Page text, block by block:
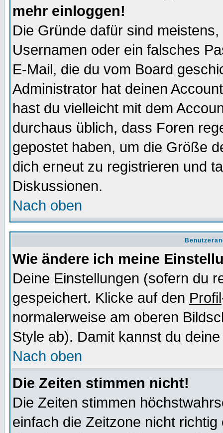
mehr einloggen!
Die Gründe dafür sind
Usernamen oder ein falsches
E-Mail, die du vom Board
Administrator hat deinen
hast du vielleicht mit dem
durchaus üblich, dass Foren
gepostet haben, um die Größe
dich erneut zu registrieren und
Diskussionen.
Nach oben
Wie ändere ich meine
Deine Einstellungen (sofern du
gespeichert. Klicke auf den Profil
normalerweise am oberen
Style ab). Damit kannst du
Nach oben
Die Zeiten stimmen nicht!
Die Zeiten stimmen
einfach die Zeitzone nicht